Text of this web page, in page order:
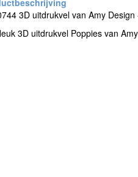
3D uitdrukvel van Amy
3D uitdrukvel Poppies van